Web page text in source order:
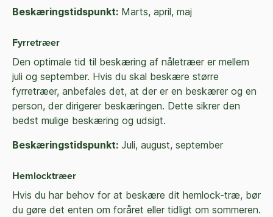
Beskæringstidspunkt: Marts, april, maj
Fyrretræer
Den optimale tid til beskæring af nåletræer er mellem
juli og september. Hvis du skal beskære større
fyrretræer, anbefales det, at der er en beskærer og en
person, der dirigerer beskæringen. Dette sikrer den
bedst mulige beskæring og udsigt.
Beskæringstidspunkt: Juli, august, september
Hemlocktræer
Hvis du har behov for at beskære dit hemlock-træ, bør
du gøre det enten om foråret eller tidligt om sommeren.